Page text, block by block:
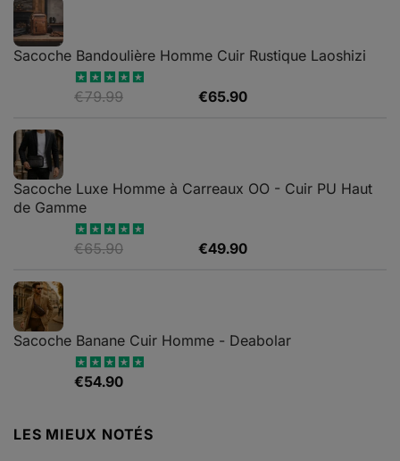
Sacoche Bandoulière Homme Cuir Rustique Laoshizi
Note4.88
€79.99 €65.90Le
Sacoche Luxe Homme à Carreaux OO - Cuir PU Haut
de Gamme
Note4.82
€65.90 €49.90Le
Sacoche Banane Cuir Homme - Deabolar
Note4.79
€54.90
LES MIEUX NOTÉS